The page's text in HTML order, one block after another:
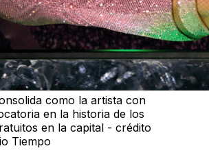
como la artista con
en la historia de los
en la capital - crédito
Tiempo